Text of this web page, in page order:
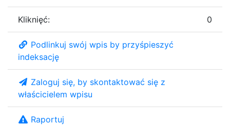
Kliknięć: 0
Podlinkuj swój wpis by przyśpieszyć
indeksację
Zaloguj się, by skontaktować się z
właścicielem wpisu
Raportuj